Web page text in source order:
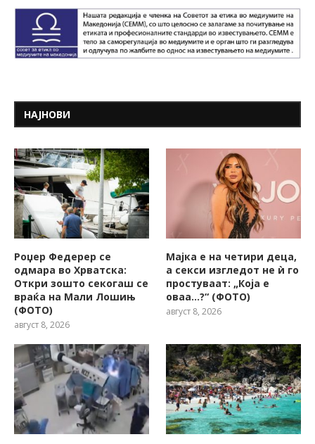
НАЈНОВИ
Роџер Федерер се
одмара во Хрватска:
Откри зошто секогаш се
враќа на Мали Лошињ
(ФОТО)
август 8, 2026
Мајка е на четири деца,
а секси изгледот не ѝ го
простуваат: „Која е
оваа…?“ (ФОТО)
август 8, 2026